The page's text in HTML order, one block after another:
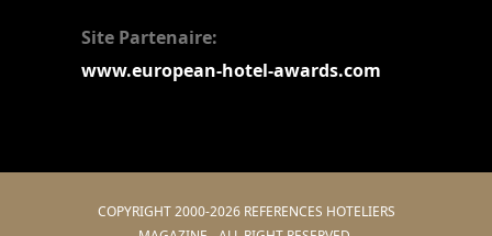
Site Partenaire:
www.european-hotel-awards.com
COPYRIGHT 2000-2026 REFERENCES HOTELIERS